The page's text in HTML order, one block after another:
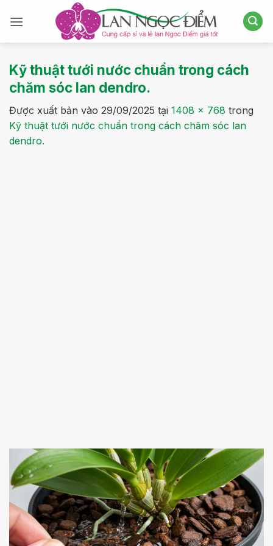
qua
Kỹ thuật tưới nước chuẩn trong cách
chăm sóc lan dendro.
Được xuất bản vào 29/09/2025 tại 1408 × 768 trong
Kỹ thuật tưới nước chuẩn trong cách chăm sóc lan
dendro.